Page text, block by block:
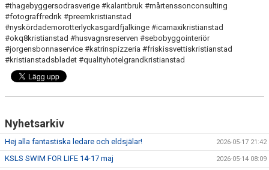
#thagebyggersodrasverige #kalantbruk #mårtenssonconsulting
#fotograffredrik #preemkristianstad
#nyskördademorotterlyckasgardfjalkinge #icamaxikristianstad
#okq8kristianstad #husvagnsreserven #sebobyggointeriör
#jorgensbonnaservice #katrinspizzeria #friskissvettiskristianstad
#kristianstadsbladet #qualityhotelgrandkristianstad
Nyhetsarkiv
Hej alla fantastiska ledare och eldsjälar! 2026-05-17 21:42
KSLS SWIM FOR LIFE 14-17 maj 2026-05-14 08:09